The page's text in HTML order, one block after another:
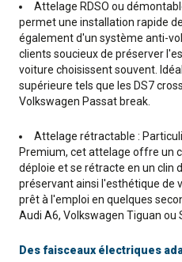
Attelage RDSO ou
permet une installation rapide
également d'un système anti-
clients soucieux de préserver
voiture choisissent souvent.
supérieure tels que les DS7
Volkswagen Passat break.
Attelage rétractable :
Premium, cet attelage offre un
déploie et se rétracte en un clin
préservant ainsi l'esthétique de
prêt à l'emploi en quelques
Audi A6, Volkswagen Tiguan ou
Des faisceaux électriques